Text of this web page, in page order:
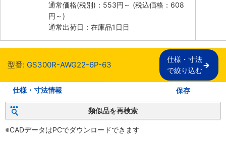
通常価格(税別)： 553円 ～ (税込価格： 608
円 ～)
通常出荷日：在庫品1日目
型番: GS300R-AWG22-6P-63
仕様・寸法
で絞り込む
仕様・寸法情報 保存
類似品を再検索
※CADデータはPCでダウンロードできます